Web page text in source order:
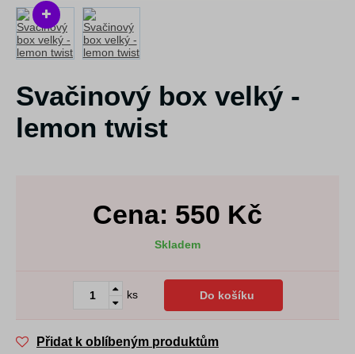
Svačinový box velký -
lemon twist
Cena: 550 Kč
Skladem
ks Do košíku
Přidat k oblíbeným produktům